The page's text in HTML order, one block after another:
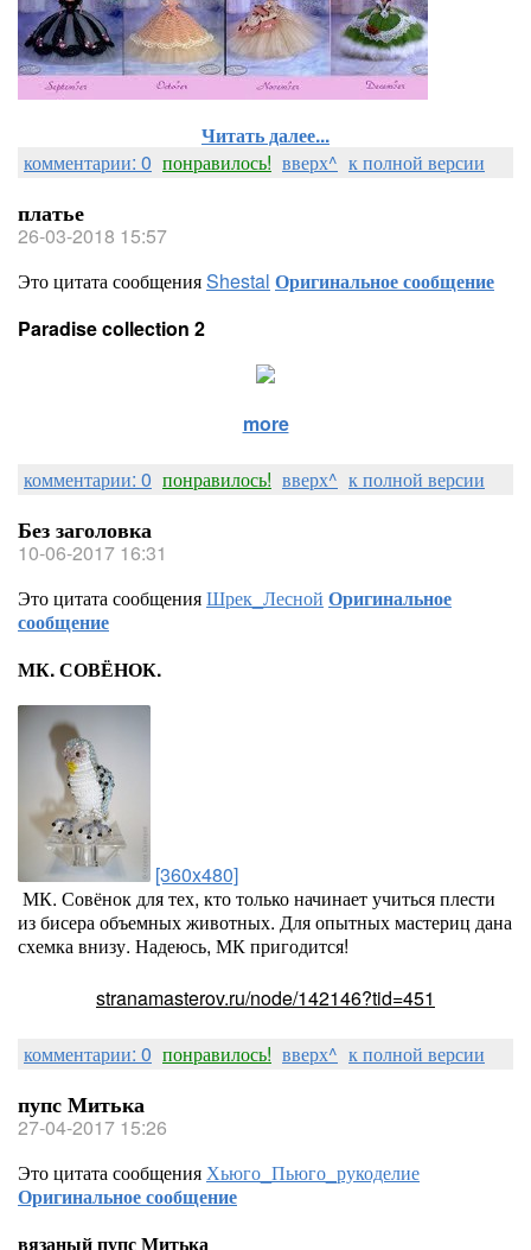
Читать далее...
комментарии: 0 понравилось! вверх^ к полной версии
платье
26-03-2018 15:57
Это цитата сообщенияShestal Оригинальное сообщение
Paradise collection 2
more
комментарии: 0 понравилось! вверх^ к полной версии
Без заголовка
10-06-2017 16:31
Это цитата сообщенияШрек_Лесной Оригинальное
сообщение
МК. СОВЁНОК.
[360x480]
МК. Совёнок для тех, кто только начинает учиться плести
из бисера объемных животных. Для опытных мастериц дана
схемка внизу. Надеюсь, МК пригодится!
stranamasterov.ru/node/142146?tid=451
комментарии: 0 понравилось! вверх^ к полной версии
пупс Митька
27-04-2017 15:26
Это цитата сообщенияХьюго_Пьюго_рукоделие
Оригинальное сообщение
вязаный пупс Митька